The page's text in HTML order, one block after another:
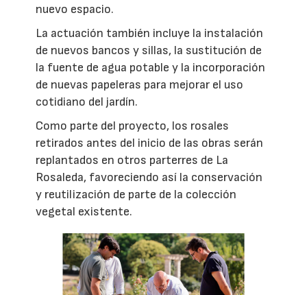
nuevo espacio.
La actuación también incluye la instalación
de nuevos bancos y sillas, la sustitución de
la fuente de agua potable y la incorporación
de nuevas papeleras para mejorar el uso
cotidiano del jardín.
Como parte del proyecto, los rosales
retirados antes del inicio de las obras serán
replantados en otros parterres de La
Rosaleda, favoreciendo así la conservación
y reutilización de parte de la colección
vegetal existente.